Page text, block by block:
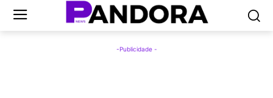
-Publicidade -